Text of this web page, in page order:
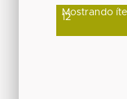
Mostrando
12